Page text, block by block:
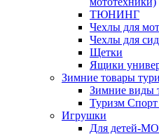
ТЮНИНГ
Чехлы для
Чехлы для
Щетки
Ящики
Зимние товары
Зимние виды
Туризм
Игрушки
Для детей-